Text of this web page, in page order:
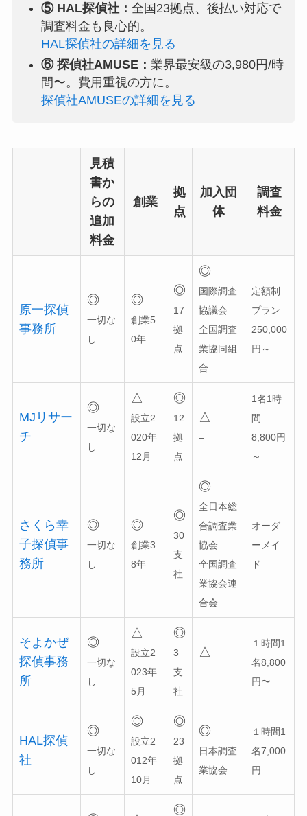
⑤ HAL探偵社： 全国23拠点、後払い対応で
調査料金も良心的。
HAL探偵社の詳細を見る
⑥ 探偵社AMUSE： 業界最安級の3,980円/時
間〜。費用重視の方に。
探偵社AMUSEの詳細を見る
見積
書か
らの
追加
料金
創業
拠
点
加入団
体
調査
料金
原一探偵
事務所
◎
一切な
し
◎
創業5
0年
◎
17
拠
点
◎
国際調査
協議会
全国調査
業協同組
合
定額制
プラン
250,000
円～
MJリサー
チ
◎
一切な
し
△
設立2
020年
12月
◎
12
拠
点
△
–
1名1時
間
8,800円
～
さくら幸
子探偵事
務所
◎
一切な
し
◎
創業3
8年
◎
30
支
社
◎
全日本総
合調査業
協会
全国調査
業協会連
合会
オーダ
ーメイ
ド
そよかぜ
探偵事務
所
◎
一切な
し
△
設立2
023年
5月
◎
3
支
社
△
–
１時間1
名8,800
円〜
HAL探偵
社
◎
一切な
し
◎
設立2
012年
10月
◎
23
拠
点
◎
日本調査
業協会
１時間1
名7,000
円
◎